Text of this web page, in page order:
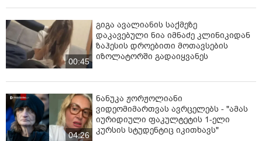
00:45
გიგა ავალიანის საქმეზე
დაკავებული ნია იმნაძე კლინიკიდან
ზაჰესის დროებითი მოთავსების
იზოლატორში გადაიყვანეს
04:26
ნანუკა ჟორჟოლიანი
ვიდეომიმართვას ავრცელებს - "ამას
იურიდიული ფაკულტეტის 1-ელი
კურსის სტუდენტიც იკითხავს"